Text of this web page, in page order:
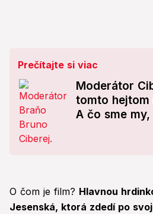
Prečítajte si viac
Moderátor
tomto hejtom
A čo sme
O čom je film? Hlavnou
Jesenská, ktorá zdedí po